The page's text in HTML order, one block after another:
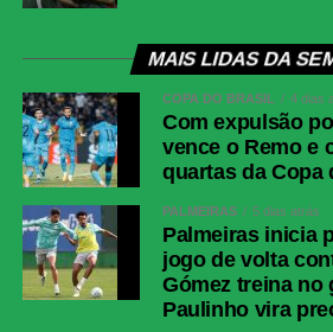
MAIS LIDAS DA
COPA DO BRASIL 4 dias
Com expulsão
vence o Remo e
quartas da Copa
PALMEIRAS 5 dias atrás
Palmeiras inicia
jogo de volta
Gómez treina no
Paulinho vira